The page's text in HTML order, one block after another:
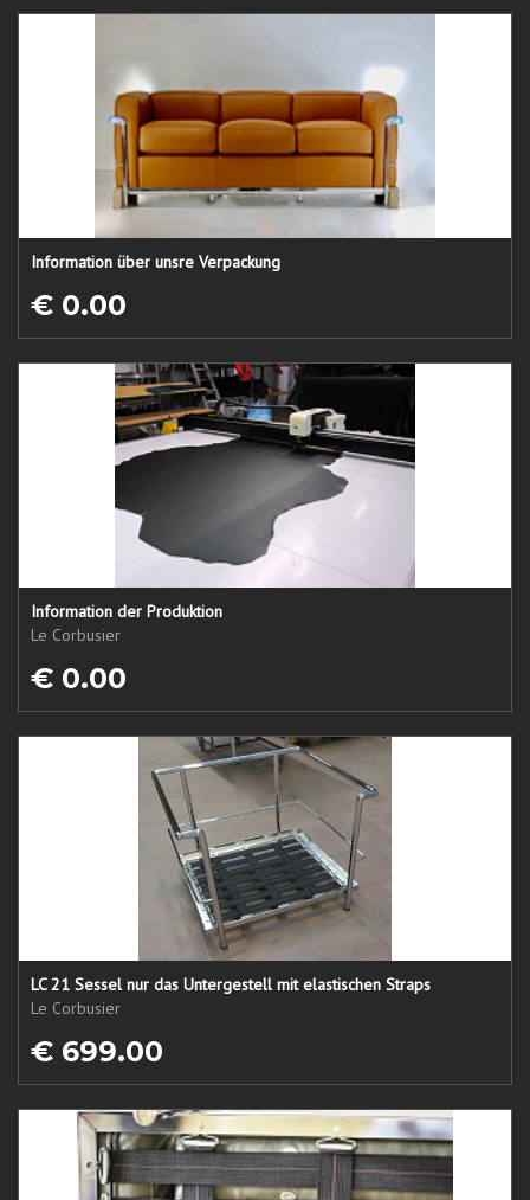
Information über unsre Verpackung
€ 0.00
Information der Produktion
Le Corbusier
€ 0.00
LC 21 Sessel nur das Untergestell mit elastischen Straps
Le Corbusier
€ 699.00